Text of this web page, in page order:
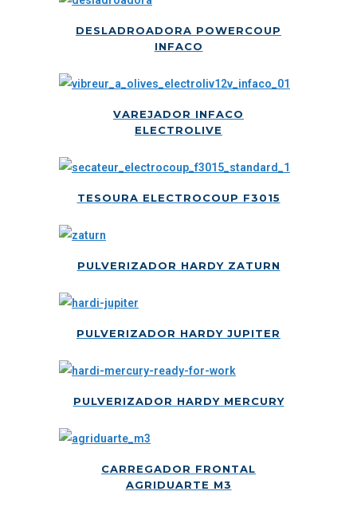
DESLADROADORA POWERCOUP
INFACO
VAREJADOR INFACO
ELECTROLIVE
TESOURA ELECTROCOUP F3015
PULVERIZADOR HARDY ZATURN
PULVERIZADOR HARDY JUPITER
PULVERIZADOR HARDY MERCURY
CARREGADOR FRONTAL
AGRIDUARTE M3